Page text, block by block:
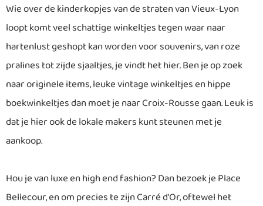
Wie over de kinderkopjes van de straten van Vieux-Lyon
loopt komt veel schattige winkeltjes tegen waar naar
hartenlust geshopt kan worden voor souvenirs, van roze
pralines tot zijde sjaaltjes, je vindt het hier. Ben je op zoek
naar originele items, leuke vintage winkeltjes en hippe
boekwinkeltjes dan moet je naar Croix-Rousse gaan. Leuk is
dat je hier ook de lokale makers kunt steunen met je
aankoop.
Hou je van luxe en high end fashion? Dan bezoek je Place
Bellecour, en om precies te zijn Carré d’Or, oftewel het